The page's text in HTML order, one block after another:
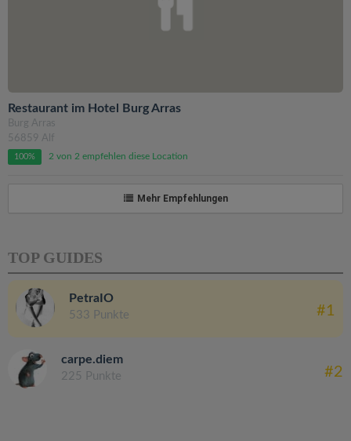
Restaurant im Hotel Burg Arras
Burg Arras
56859 Alf
100% 2 von 2 empfehlen diese Location
Mehr Empfehlungen
TOP GUIDES
PetraIO
533 Punkte #1
carpe.diem
225 Punkte #2